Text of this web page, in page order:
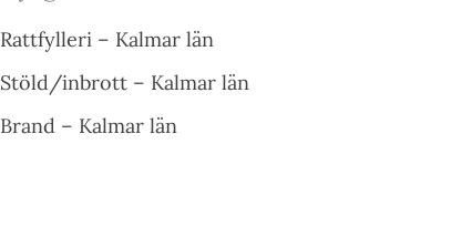
Rattfylleri – Kalmar län
Stöld/inbrott – Kalmar län
Brand – Kalmar län